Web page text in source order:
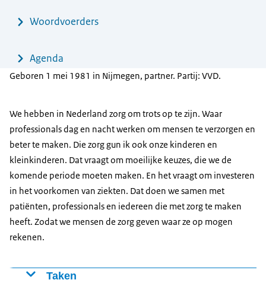
Woordvoerders
Agenda
Geboren 1 mei 1981 in Nijmegen, partner. Partij: VVD.
We hebben in Nederland zorg om trots op te zijn. Waar
professionals dag en nacht werken om mensen te verzorgen en
beter te maken. Die zorg gun ik ook onze kinderen en
kleinkinderen. Dat vraagt om moeilijke keuzes, die we de
komende periode moeten maken. En het vraagt om investeren
in het voorkomen van ziekten. Dat doen we samen met
patiënten, professionals en iedereen die met zorg te maken
heeft. Zodat we mensen de zorg geven waar ze op mogen
rekenen.
Taken